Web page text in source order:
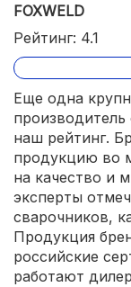
FOXWELD
Рейтинг: 4.1
Еще одна
наш рейтинг.
продукцию во
на качество и
эксперты
сварочников,
Продукция
российские
работают